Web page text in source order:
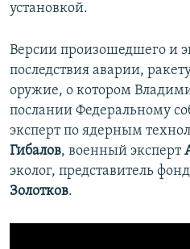
установкой.
Версии произошедшего и
последствия аварии,
оружие, о котором
послании Федеральному
эксперт по ядерным
Гибалов, военный эксперт
эколог, представитель
Золотков.